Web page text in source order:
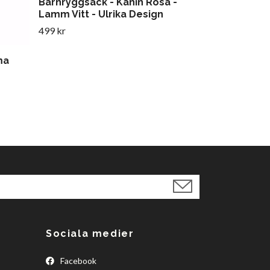
Lamm Vitt - Ulrika Design
499 kr
Sociala medier
Facebook